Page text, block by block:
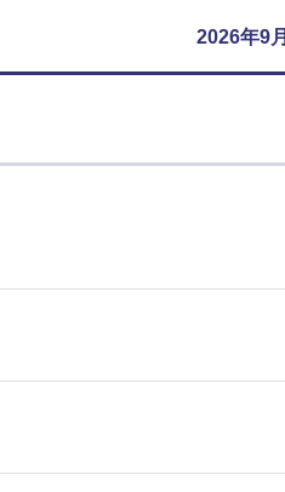
2026年9